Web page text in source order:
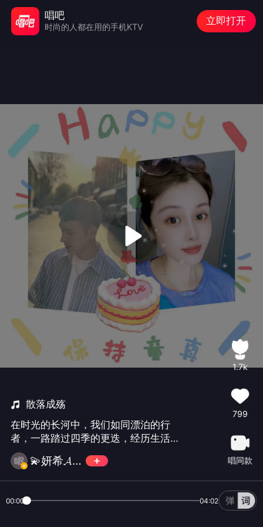
散落成殇
在时光的长河中，我们如同漂泊的行
者，一路踏过四季的更迭，经历生活的
起起落落。那些曾经炽热的梦想、真挚
的情感与珍贵的瞬间，如同繁星般璀
璨， 岁月如歌，散落成殇。那些曾经的
人的旋律。✨✨✨✨🌟✨✨✨✨
💫妍希𝓐𝓘𝓚 ✨
1.7k
799
唱同款
00:00 04:02
唱吧
时尚的人都在用的手机KTV
立即打开